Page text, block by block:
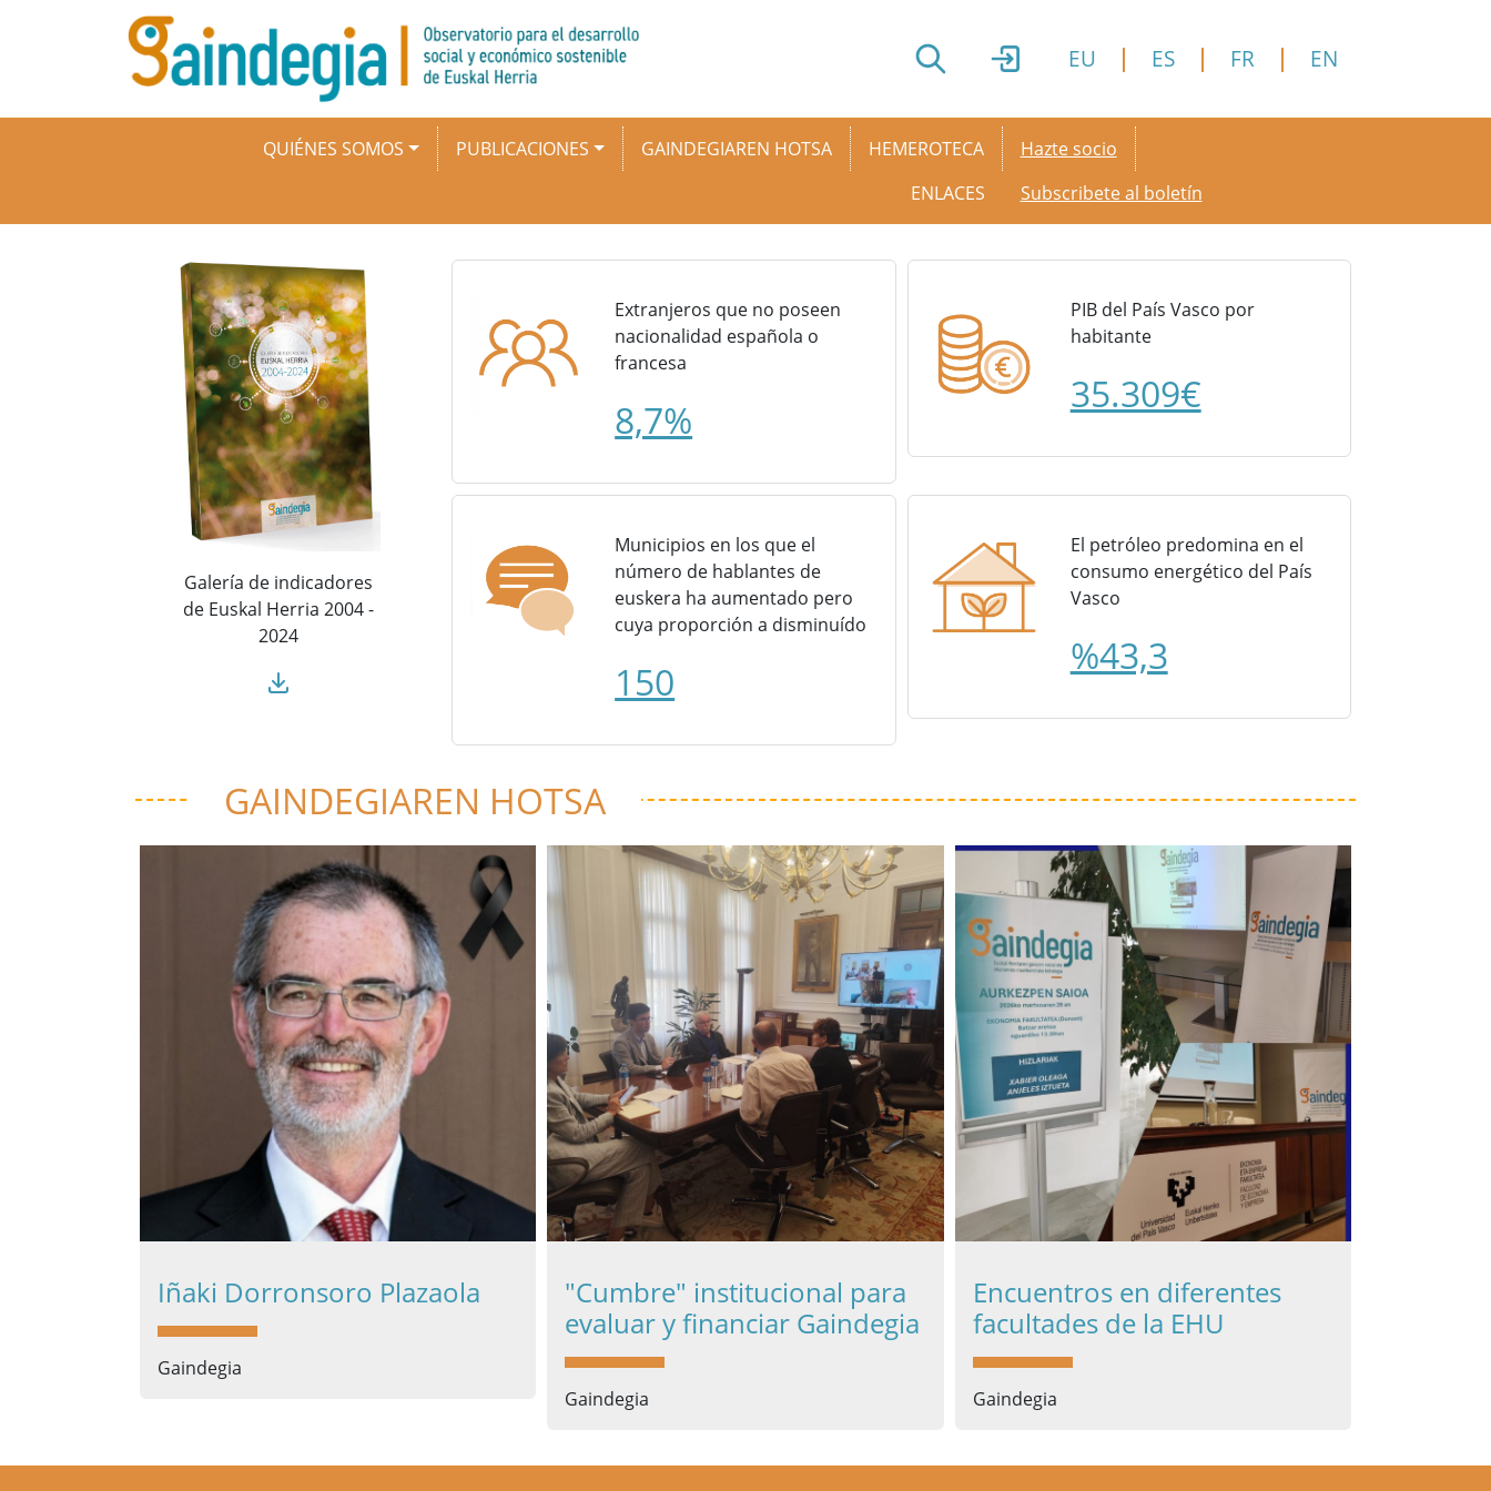
Pasar al contenido principal
EU ES FR EN
Navegación principal
QUIÉNES SOMOS PUBLICACIONES GAINDEGIAREN HOTSA
HEMEROTECA
ENLACES
Secondary menu
Hazte socio
Subscribete al boletín
Galería de indicadores
de Euskal Herria 2004 -
2024
Extranjeros que no poseen
nacionalidad española o
francesa
8,7%
PIB del País Vasco por
habitante
35.309€
Municipios en los que el
número de hablantes de
euskera ha aumentado pero
cuya proporción a disminuído
150
El petróleo predomina en el
consumo energético del País
Vasco
%43,3
GAINDEGIAREN HOTSA
Iñaki Dorronsoro Plazaola
Gaindegia
"Cumbre" institucional para
evaluar y financiar Gaindegia
Gaindegia
Encuentros en diferentes
facultades de la EHU
Gaindegia